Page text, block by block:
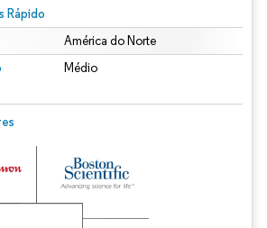
Rápido
América do Norte
Médio
O reuso requer atribuição conforme CC BY 4.0.